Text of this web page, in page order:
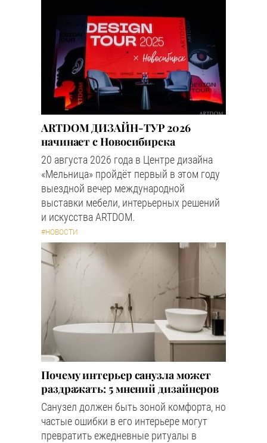
ARTDOM ДИЗАЙН-ТУР 2026
начинает с Новосибирска
20 августа 2026 года в Центре дизайна
«Мельница» пройдёт первый в этом году
выездной вечер международной
выставки мебели, интерьерных решений
и искусства ARTDOM.
#НОВОСТИ
Почему интерьер санузла может
раздражать: 5 мнений дизайнеров
Санузел должен быть зоной комфорта, но
частые ошибки в его интерьере могут
превратить ежедневные ритуалы в